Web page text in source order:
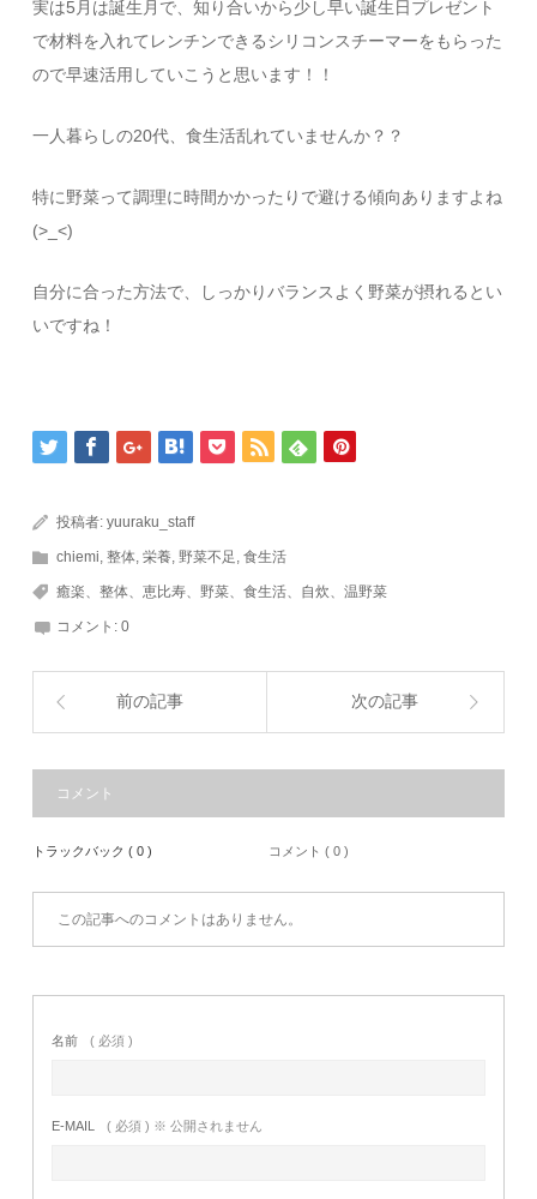
実は5月は誕生月で、知り合いから少し早い誕生日プレゼント
で材料を入れてレンチンできるシリコンスチーマーをもらった
ので早速活用していこうと思います！！
一人暮らしの20代、食生活乱れていませんか？？
特に野菜って調理に時間かかったりで避ける傾向ありますよね
(>_<)
自分に合った方法で、しっかりバランスよく野菜が摂れるとい
いですね！
投稿者:yuuraku_staff
chiemi,整体,栄養,野菜不足 ,食生活
癒楽、整体、恵比寿、野菜、食生活、自炊、温野菜
コメント:0
前の記事 次の記事
コメント
トラックバック ( 0 ) コメント ( 0 )
この記事へのコメントはありません。
名前 ( 必須 )
E-MAIL ( 必須 ) ※ 公開されません